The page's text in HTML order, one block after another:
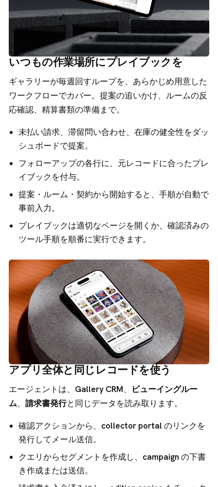
いつもの作業場所にプレイブックを
ギャラリーが毎週回すループを、あらかじめ用意した
ワークフローでカバー。提案の追いかけ、ルームの反
応確認、精算書類の準備まで。
未払い請求、滞留問い合わせ、在庫の健全性をダッ
シュボードで提案。
フォローアップの各行に、元レコードに合ったプレ
イブックを付与。
提案・ルーム・契約から開始すると、手順が自動で
事前入力。
プレイブックは適切なページを開くか、確認済みの
ツール手順を順番に実行できます。
アプリ全体と同じレコードを使う
エージェントは、 Gallery CRM、
ビューイングルー
ム、請求書発行と同じデータを読み取ります。
確認アクションから、 collector portal のリンクを
発行してメール送信。
クエリからセグメントを作成し、 campaign の下書
き作成または送信。